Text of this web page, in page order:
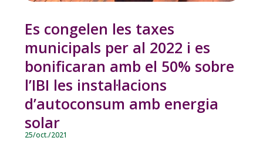
Es congelen les taxes
municipals per al 2022 i es
bonificaran amb el 50% sobre
l’IBI les instal·lacions
d’autoconsum amb energia
solar
25/oct./2021